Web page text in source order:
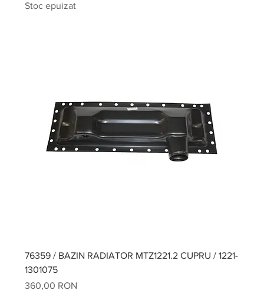
Stoc epuizat
76359 / BAZIN RADIATOR MTZ1221.2 CUPRU / 1221-
1301075
Preț
360,00 RON